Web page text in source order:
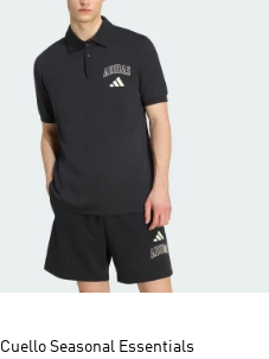
Seasonal Essentials